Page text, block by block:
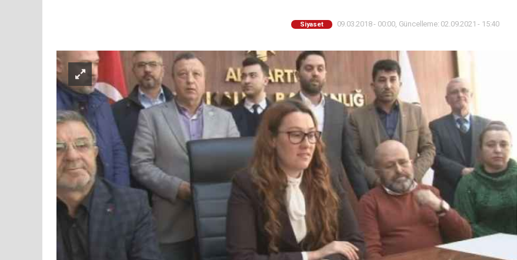
Siyaset 09.03.2018 - 00:00, Güncelleme: 02.09.2021 - 15:40